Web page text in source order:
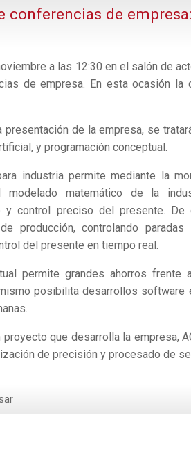
conferencias de
a las 12:30 en el salón de
de empresa. En esta ocasión la
presentación de la empresa, se
y programación conceptual.
industria permite mediante la
modelado matemático de la
y control preciso del presente.
producción, controlando
del presente en tiempo real.
permite grandes ahorros
posibilita desarrollos
que desarrolla la empresa,
de precisión y procesado de